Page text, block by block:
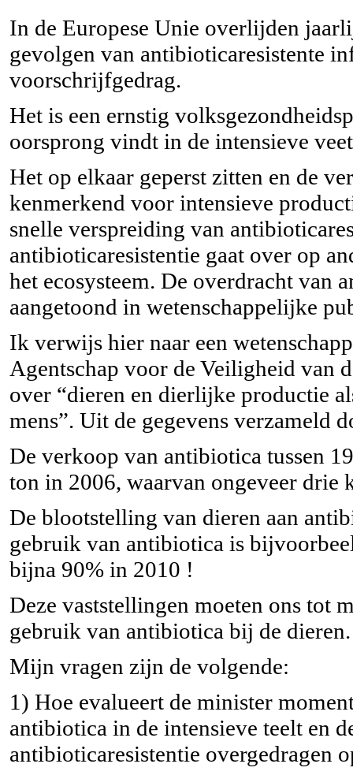
In de Europese Unie overlijden
gevolgen van antibioticaresistente
voorschrijfgedrag.
Het is een ernstig
oorsprong vindt in de intensieve
Het op elkaar geperst zitten en de
kenmerkend voor intensieve
snelle verspreiding van
antibioticaresistentie gaat over op
het ecosysteem. De overdracht van
aangetoond in wetenschappelijke
Ik verwijs hier naar een
Agentschap voor de Veiligheid van
over “dieren en dierlijke productie
mens”. Uit de gegevens verzameld
De verkoop van antibiotica tussen
ton in 2006, waarvan ongeveer drie
De blootstelling van dieren aan
gebruik van antibiotica is
bijna 90% in 2010 !
Deze vaststellingen moeten ons tot
gebruik van antibiotica bij de dieren.
Mijn vragen zijn de volgende:
1) Hoe evalueert de minister
antibiotica in de intensieve teelt en
antibioticaresistentie overgedragen